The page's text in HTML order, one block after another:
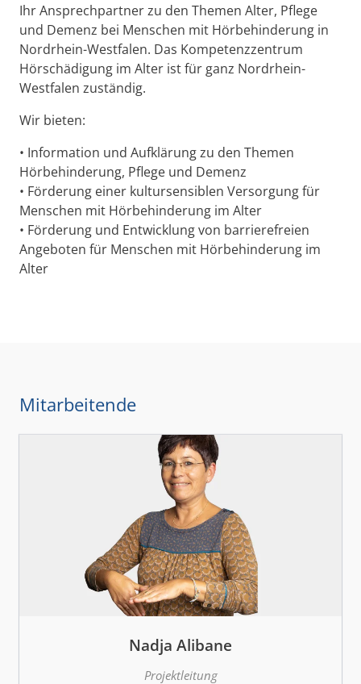
Ihr Ansprechpartner zu den Themen Alter, Pflege
und Demenz bei Menschen mit Hörbehinderung in
Nordrhein-Westfalen. Das Kompetenzzentrum
Hörschädigung im Alter ist für ganz Nordrhein-
Westfalen zuständig.
Wir bieten:
• Information und Aufklärung zu den Themen
Hörbehinderung, Pflege und Demenz
• Förderung einer kultursensiblen Versorgung für
Menschen mit Hörbehinderung im Alter
• Förderung und Entwicklung von barrierefreien
Angeboten für Menschen mit Hörbehinderung im
Alter
Mitarbeitende
Nadja Alibane
Projektleitung